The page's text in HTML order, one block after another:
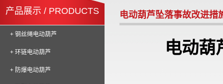
产品展示 / PRODUCTS
+ 钢丝绳电动葫芦
+ 环链电动葫芦
+ 防爆电动葫芦
电动葫芦坠落事故改进措
电动葫